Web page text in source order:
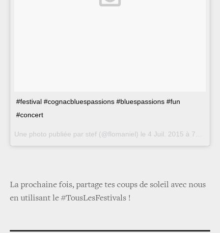
#festival #cognacbluespassions #bluespassions #fun
#concert
Une photo publiée par stef (@flomaniel) le 4 Juil. 2015 à 7h21 PDT
La prochaine fois, partage tes coups de soleil avec nous
en utilisant le #TousLesFestivals !